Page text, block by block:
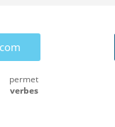
verbes